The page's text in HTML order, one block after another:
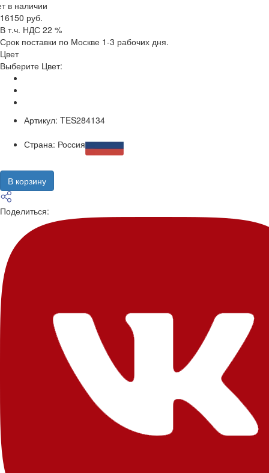
в наличии
16150 руб.
В т.ч. НДС 22 %
Срок поставки по Москве 1-3 рабочих дня.
Цвет
Выберите Цвет:
Артикул: TES284134
Страна: Россия
В корзину
Поделиться: